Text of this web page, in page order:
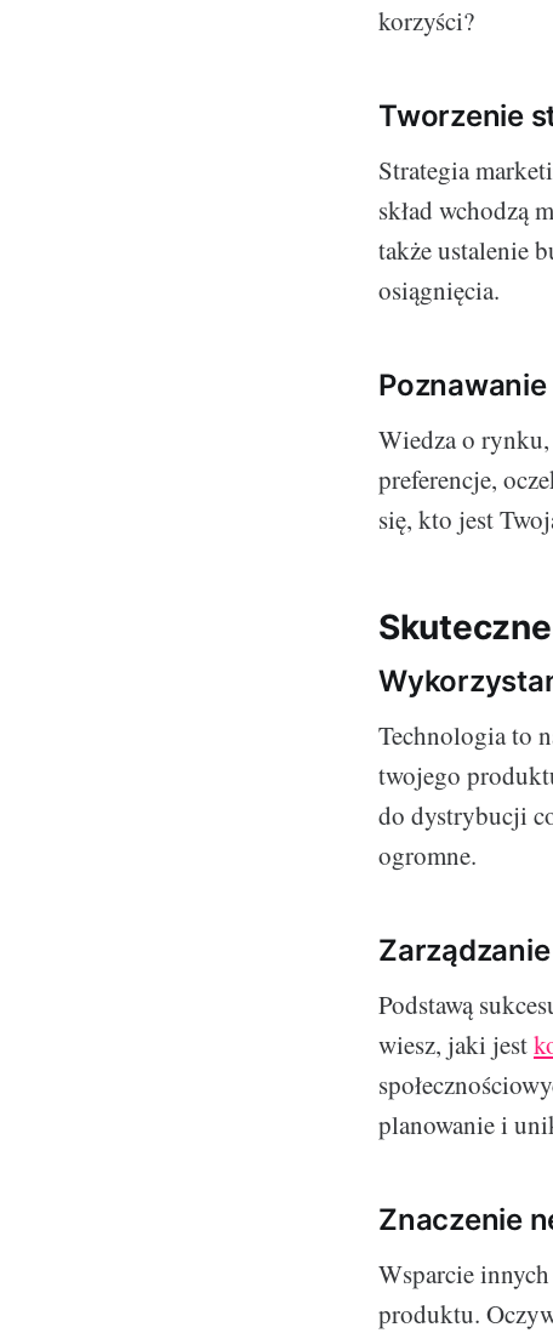
korzyści?
Tworzenie
Strategia
skład wchodzą
także ustalenie
osiągnięcia.
Wiedza o rynku,
preferencje,
się, kto jest
Technologia to
twojego
do dystrybucji
ogromne.
Podstawą
wiesz, jaki jest
planowanie i
Znaczenie
Wsparcie
produktu.